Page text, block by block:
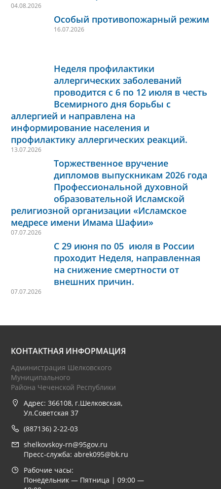
04.08.2026
Особый противопожарный режим
16.07.2026
Неделя профилактики
аллергических заболеваний
проводится с 6 по 12 июля в честь
Всемирного дня борьбы с
аллергией и направлена на
информирование населения и
профилактику аллергических реакций.
13.07.2026
Торжественное вручение
дипломов выпускникам 2026 года
Профессиональной духовной
образовательной Исламской
религиозной организации «Исламское
медресе имени Имама Шафии»
07.07.2026
С 29 июня по 05 июля в России
проходит Неделя, направленная
на снижение смертности от
внешних причин.
07.07.2026
КОНТАКТНАЯ ИНФОРМАЦИЯ
Администрация Шелковского
Муниципального
Района Чеченской Республики
Адрес: 366108, г.Шелковская,
Ул.Советская 37
(887136) 2-22-03
shelkovskoy-rn@95gov.ru
Пресс-служба: abrek095@bk.ru
Рабочие часы:
Понедельник — Пятница | 09:00 —